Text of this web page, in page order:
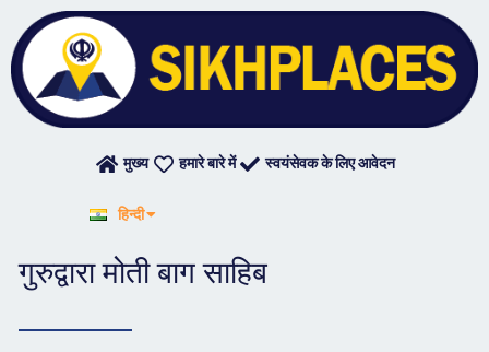
content
मुख्य हमारे बारे में स्वयंसेवक के लिए आवेदन
हिन्दी
ਪੰਜਾਬੀ
गुरुद्वारा मोती बाग साहिब